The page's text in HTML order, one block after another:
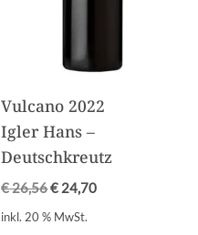
Vulcano 2022
Igler Hans –
Deutschkreutz
€26,56€ 24,70
inkl. 20 % MwSt.